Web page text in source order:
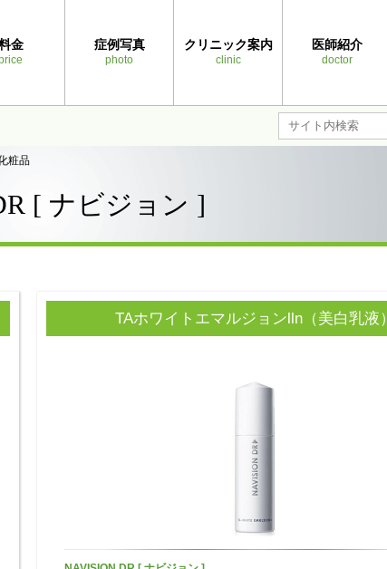
金 症例写真
photo
クリニック案内
clinic
医師紹介
doctor
粧品
[ ナビジョン ]
TAホワイトエマルジョンlln（美白乳液）